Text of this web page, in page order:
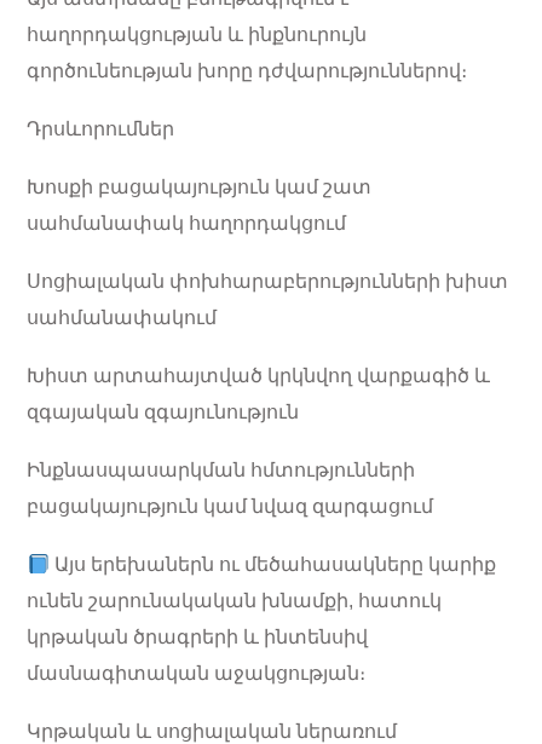
հաղորդակցության և ինքնուրույն
գործունեության խորը դժվարություններով։
Դրսևորումներ
Խոսքի բացակայություն կամ շատ
սահմանափակ հաղորդակցում
Սոցիալական փոխհարաբերությունների խիստ
սահմանափակում
Խիստ արտահայտված կրկնվող վարքագիծ և
զգայական զգայունություն
Ինքնասպասարկման հմտությունների
բացակայություն կամ նվազ զարգացում
Այս երեխաներն ու մեծահասակները կարիք
ունեն շարունակական խնամքի, հատուկ
կրթական ծրագրերի և ինտենսիվ
մասնագիտական աջակցության։
Կրթական և սոցիալական ներառում